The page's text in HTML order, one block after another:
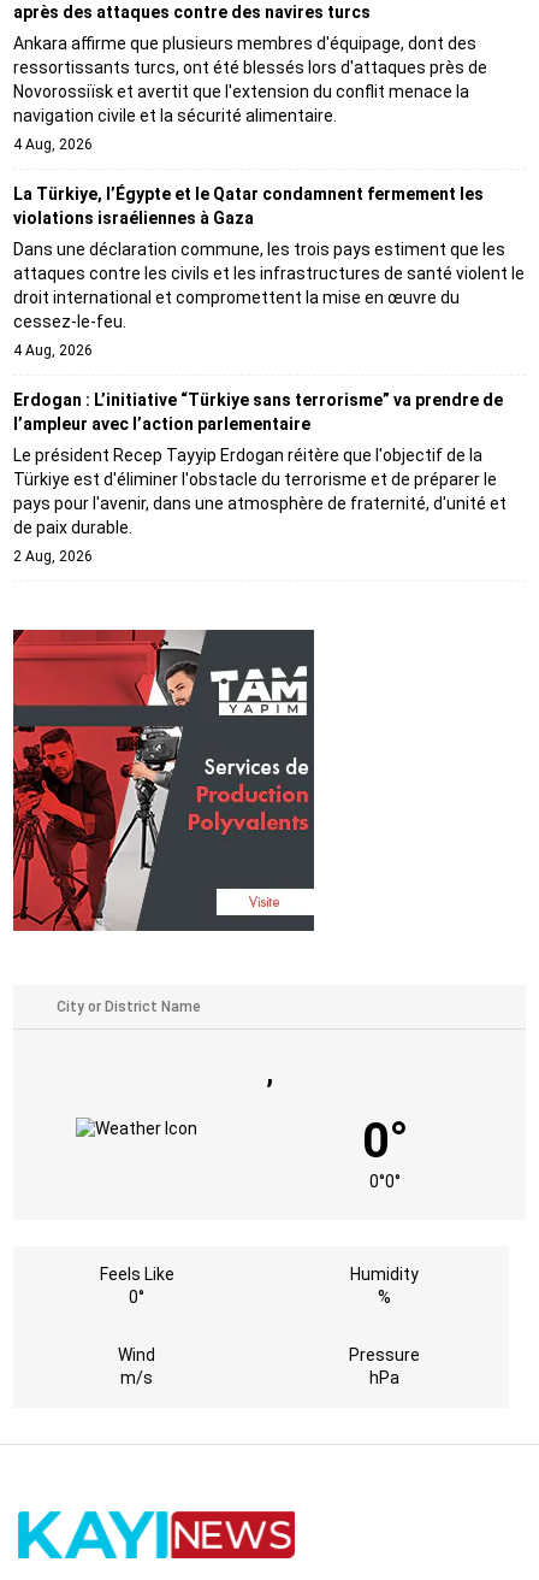
après des attaques contre des navires turcs
Ankara affirme que plusieurs membres d'équipage, dont des
ressortissants turcs, ont été blessés lors d'attaques près de
Novorossiïsk et avertit que l'extension du conflit menace la
navigation civile et la sécurité alimentaire.
4 Aug, 2026
La Türkiye, l’Égypte et le Qatar condamnent fermement les
violations israéliennes à Gaza
Dans une déclaration commune, les trois pays estiment que les
attaques contre les civils et les infrastructures de santé violent le
droit international et compromettent la mise en œuvre du
cessez-le-feu.
4 Aug, 2026
Erdogan : L’initiative “Türkiye sans terrorisme” va prendre de
l’ampleur avec l’action parlementaire
Le président Recep Tayyip Erdogan réitère que l'objectif de la
Türkiye est d'éliminer l'obstacle du terrorisme et de préparer le
pays pour l'avenir, dans une atmosphère de fraternité, d'unité et
de paix durable.
2 Aug, 2026
,
0°
0°0°
Feels Like
0°
Humidity
%
Wind
m/s
Pressure
hPa